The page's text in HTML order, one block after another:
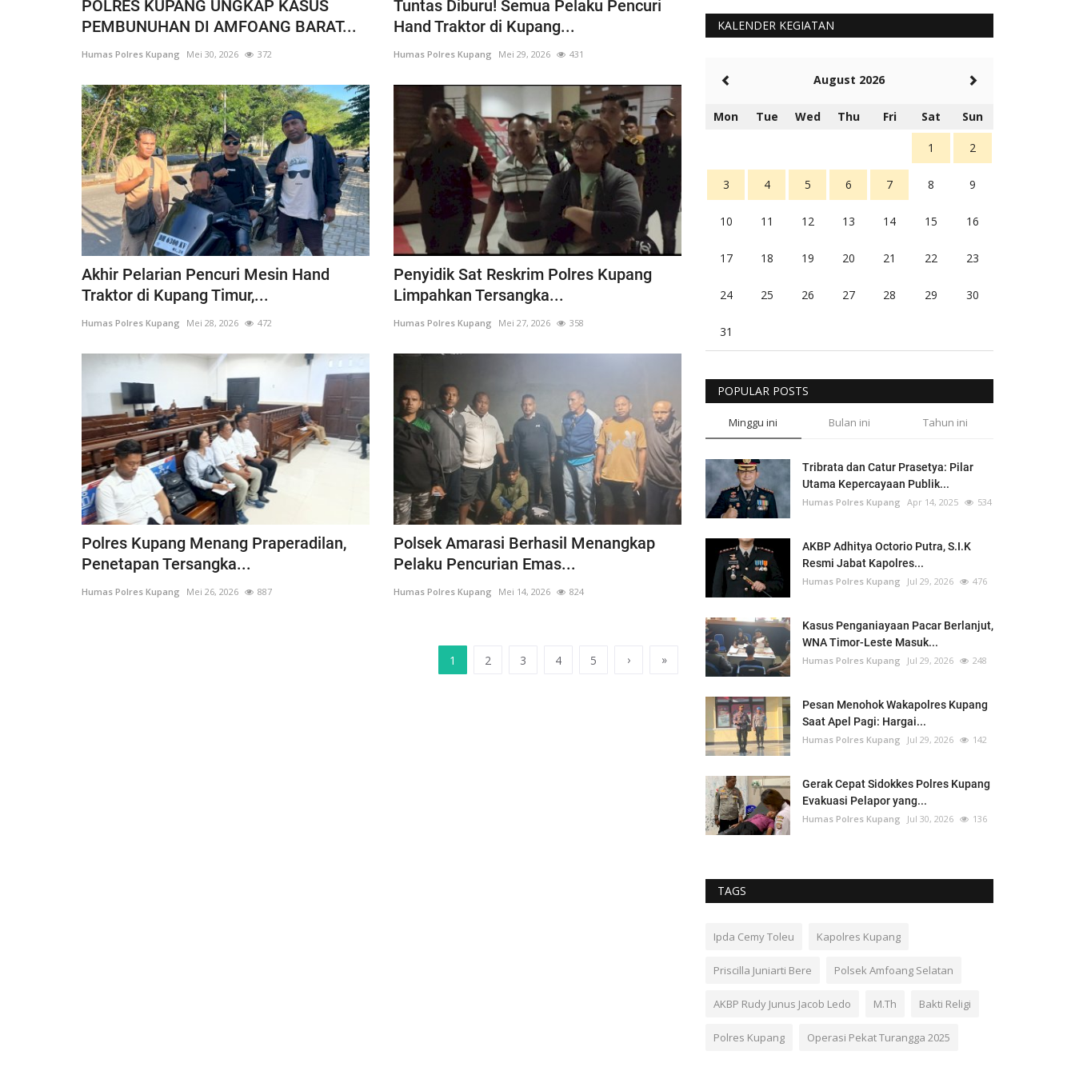
POLRES KUPANG UNGKAP KASUS
PEMBUNUHAN DI AMFOANG BARAT...
Humas Polres Kupang Mei 30, 2026 372
Tuntas Diburu! Semua Pelaku Pencuri
Hand Traktor di Kupang...
Humas Polres Kupang Mei 29, 2026 431
Akhir Pelarian Pencuri Mesin Hand
Traktor di Kupang Timur,...
Humas Polres Kupang Mei 28, 2026 472
Penyidik Sat Reskrim Polres Kupang
Limpahkan Tersangka...
Humas Polres Kupang Mei 27, 2026 358
Polres Kupang Menang Praperadilan,
Penetapan Tersangka...
Humas Polres Kupang Mei 26, 2026 887
Polsek Amarasi Berhasil Menangkap
Pelaku Pencurian Emas...
Humas Polres Kupang Mei 14, 2026 824
1 2 3 4 5 › »
KALENDER KEGIATAN
August 2026
Mon Tue Wed Thu Fri Sat Sun
1 2
3 4 5 6 7 8 9
10 11 12 13 14 15 16
17 18 19 20 21 22 23
24 25 26 27 28 29 30
31
POPULAR POSTS
Minggu ini Bulan ini Tahun ini
Tribrata dan Catur Prasetya: Pilar
Utama Kepercayaan Publik...
Humas Polres Kupang Apr 14, 2025 534
AKBP Adhitya Octorio Putra, S.I.K
Resmi Jabat Kapolres...
Humas Polres Kupang Jul 29, 2026 476
Kasus Penganiayaan Pacar Berlanjut,
WNA Timor-Leste Masuk...
Humas Polres Kupang Jul 29, 2026 248
Pesan Menohok Wakapolres Kupang
Saat Apel Pagi: Hargai...
Humas Polres Kupang Jul 29, 2026 142
Gerak Cepat Sidokkes Polres Kupang
Evakuasi Pelapor yang...
Humas Polres Kupang Jul 30, 2026 136
TAGS
Ipda Cemy Toleu Kapolres Kupang
Priscilla Juniarti Bere Polsek Amfoang Selatan
AKBP Rudy Junus Jacob Ledo M.Th Bakti Religi
Polres Kupang Operasi Pekat Turangga 2025